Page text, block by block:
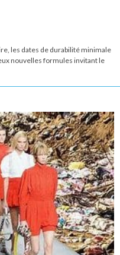
les dates de durabilité minimale
nouvelles formules invitant le